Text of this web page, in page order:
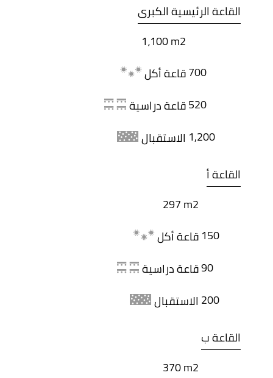
القاعة الرئيسية الكبرى
1،100 m2
قاعة أكل700
قاعة دراسية520
الاستقبال 1,200
القاعة أ
297 m2
قاعة أكل150
قاعة دراسية90
الاستقبال 200
القاعة ب
370 m2